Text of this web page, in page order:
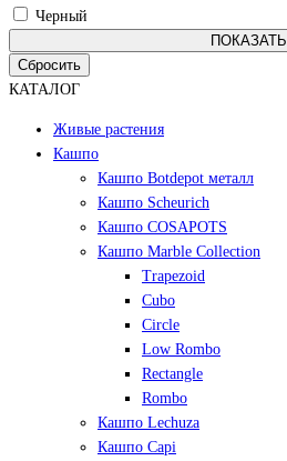
Черный
ПОКАЗАТЬ
Сбросить
КАТАЛОГ
Живые растения
Кашпо
Кашпо Botdepot металл
Кашпо Scheurich
Кашпо COSAPOTS
Кашпо Marble Collection
Trapezoid
Cubo
Circle
Low Rombo
Rectangle
Rombo
Кашпо Lechuza
Кашпо Capi